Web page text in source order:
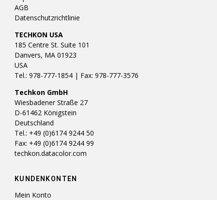
AGB
Datenschutzrichtlinie
TECHKON USA
185 Centre St. Suite 101
Danvers, MA 01923
USA
Tel.: 978-777-1854 | Fax: 978-777-3576
Techkon GmbH
Wiesbadener Straße 27
D-61462 Königstein
Deutschland
Tel.: +49 (0)6174 9244 50
Fax: +49 (0)6174 9244 99
techkon.datacolor.com
KUNDENKONTEN
Mein Konto